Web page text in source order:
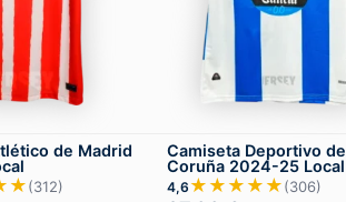
de Madrid
(312)
Camiseta Deportivo
Coruña 2024-25 Local
4,6 ★★★★★(306)